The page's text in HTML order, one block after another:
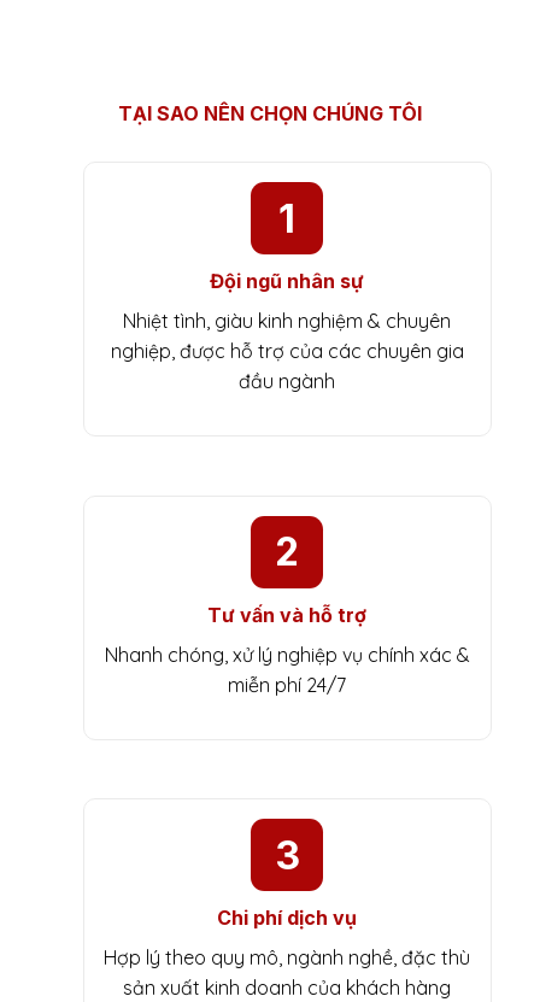
TẠI SAO NÊN CHỌN CHÚNG TÔI
1
Đội ngũ nhân sự
Nhiệt tình, giàu kinh nghiệm & chuyên
nghiệp, được hỗ trợ của các chuyên gia
đầu ngành
2
Tư vấn và hỗ trợ
Nhanh chóng, xử lý nghiệp vụ chính xác &
miễn phí 24/7
3
Chi phí dịch vụ
Hợp lý theo quy mô, ngành nghề, đặc thù
sản xuất kinh doanh của khách hàng